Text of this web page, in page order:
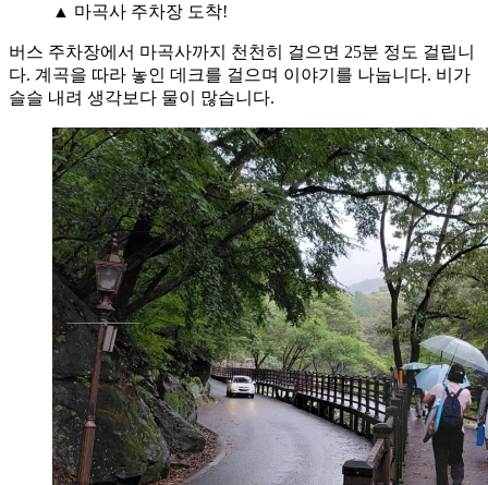
▲ 마곡사 주차장 도착!
버스 주차장에서 마곡사까지 천천히 걸으면 25분 정도 걸립니
다. 계곡을 따라 놓인 데크를 걸으며 이야기를 나눕니다. 비가
슬슬 내려 생각보다 물이 많습니다.